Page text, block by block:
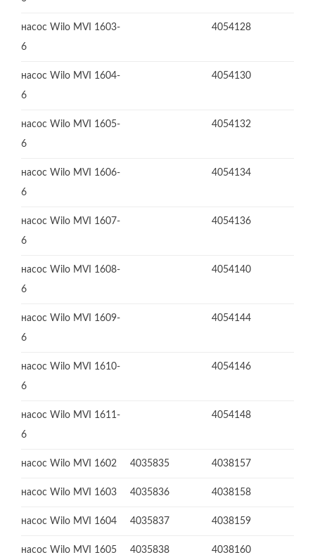
насос Wilo MVI 1603-
6
4054128
насос Wilo MVI 1604-
6
4054130
насос Wilo MVI 1605-
6
4054132
насос Wilo MVI 1606-
6
4054134
насос Wilo MVI 1607-
6
4054136
насос Wilo MVI 1608-
6
4054140
насос Wilo MVI 1609-
6
4054144
насос Wilo MVI 1610-
6
4054146
насос Wilo MVI 1611-
6
4054148
насос Wilo MVI 1602 4035835 4038157
насос Wilo MVI 1603 4035836 4038158
насос Wilo MVI 1604 4035837 4038159
насос Wilo MVI 1605 4035838 4038160